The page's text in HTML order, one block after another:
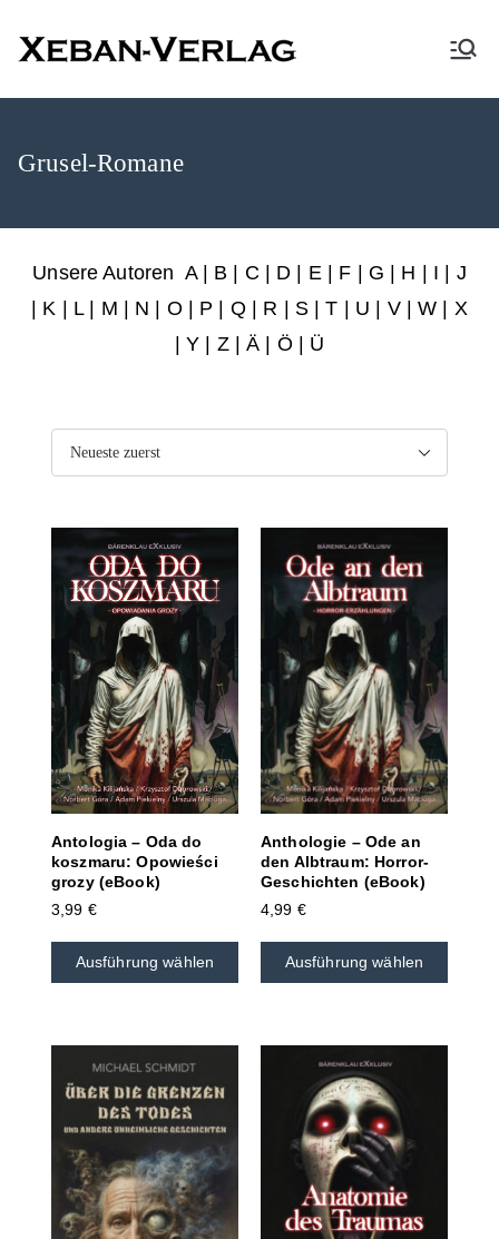
XEBAN-Verlag
Grusel-Romane
Unsere Autoren A| B C D E| F G H I
J
K L| M N O P Q| R S |T U V|W
X
Y Z|Ä | Ö | Ü
Antologia – Oda do
koszmaru: Opowieści
grozy (eBook)
3,99 €
Ausführung wählen
Anthologie – Ode an
den Albtraum: Horror-
Geschichten (eBook)
4,99 €
Ausführung wählen